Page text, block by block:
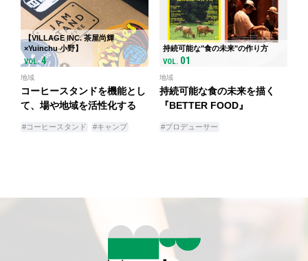
【VILLAGE INC. 茶屋尚輝
×Yuinchu 小野】
VOL.4
地域
コーヒースタンドを機能とし
て、場や地域を活性化する
#コーヒースタンド #キャンプ
持続可能な"食の未来"の作り方
VOL. 01
地域
持続可能な食の未来を描く
『BETTER FOOD』
#プロデューサー